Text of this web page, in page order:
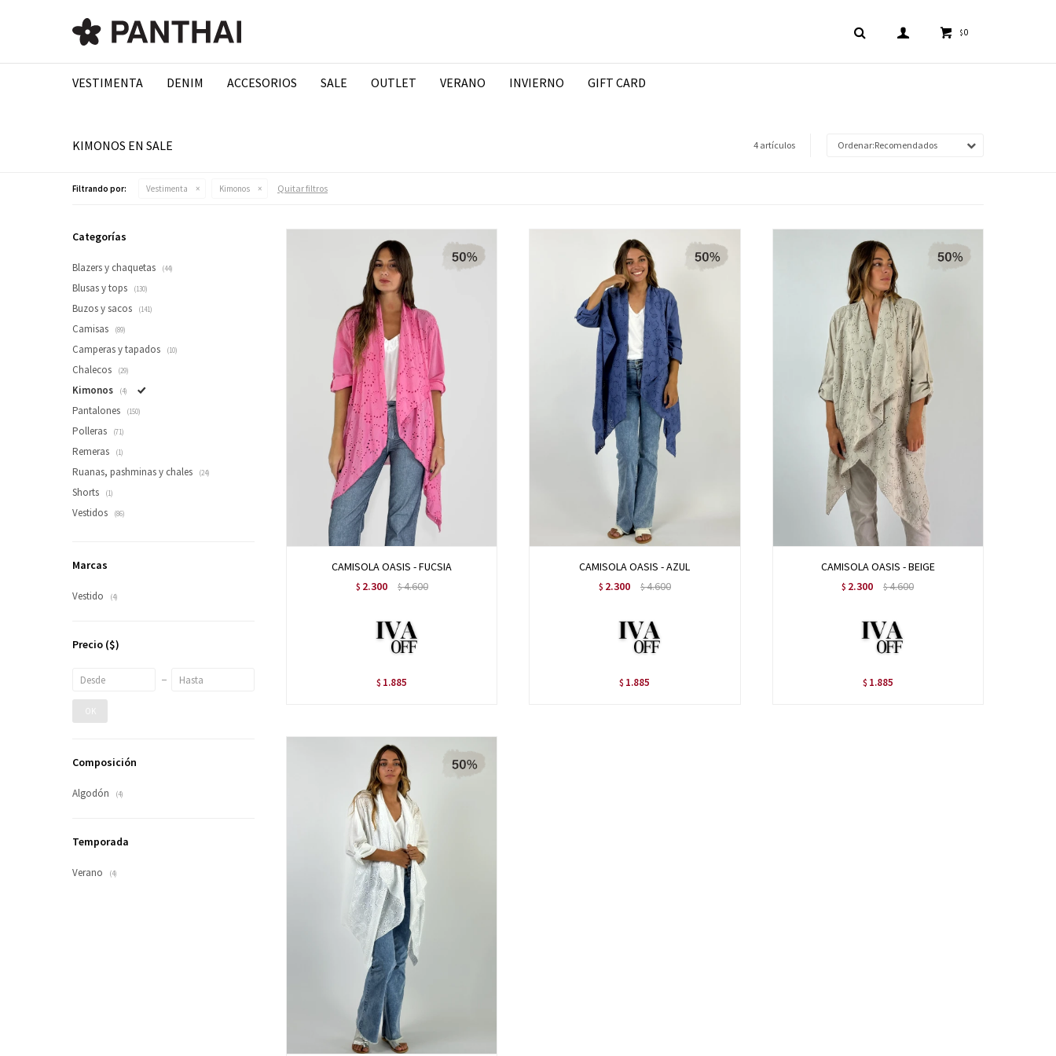
VESTIMENTA DENIM ACCESORIOS SALE OUTLET VERANO INVIERNO GIFT CARD
$0
KIMONOS EN SALE 4 artículos Recomendados
Filtrando por: Vestimenta Kimonos Quitar filtros
CAMISOLA OASIS - FUCSIA
$ 2.300 $4.600
$ 1.885
CAMISOLA OASIS - AZUL
$ 2.300 $4.600
$ 1.885
CAMISOLA OASIS - BEIGE
$ 2.300 $4.600
$ 1.885
Categorías
Blazers y chaquetas (44)
Blusas y tops (130)
Buzos y sacos (141)
Camisas (89)
Camperas y tapados (10)
Chalecos (29)
Kimonos (4)
Pantalones (150)
Polleras (71)
Remeras (1)
Ruanas, pashminas y chales (24)
Shorts (1)
Vestidos (86)
Marcas
Vestido (4)
Precio ($)
OK
Composición
Algodón (4)
Temporada
Verano (4)